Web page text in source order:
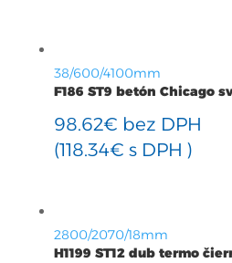
38/600/4100mm
F186 ST9 betón Chicago
98.62€ bez DPH
(118.34€ s DPH )
2800/2070/18mm
H1199 ST12 dub termo